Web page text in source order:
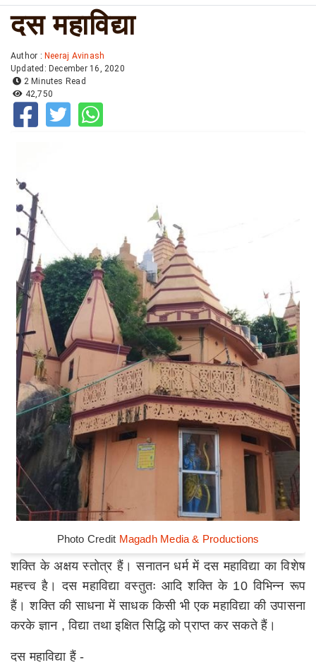
दस महाविद्या
Author : Neeraj Avinash
Updated: December 16, 2020
2 Minutes Read
42,750
Photo Credit Magadh Media & Productions
शक्ति के अक्षय स्तोत्र हैं। सनातन धर्म में दस महाविद्या का विशेष
महत्त्व है। दस महाविद्या वस्तुतः आदि शक्ति के 10 विभिन्न रूप
हैं। शक्ति की साधना में साधक किसी भी एक महाविद्या की उपासना
करके ज्ञान , विद्या तथा इक्षित सिद्धि को प्राप्त कर सकते हैं।
दस महाविद्या हैं -